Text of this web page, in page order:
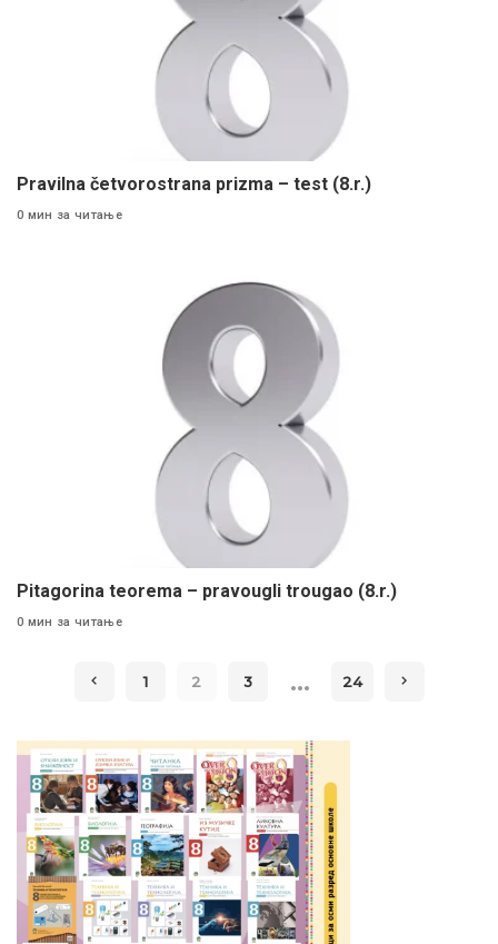
Pravilna četvorostrana prizma – test (8.r.)
0 мин за читање
Pitagorina teorema – pravougli trougao (8.r.)
0 мин за читање
1 2 3 … 24